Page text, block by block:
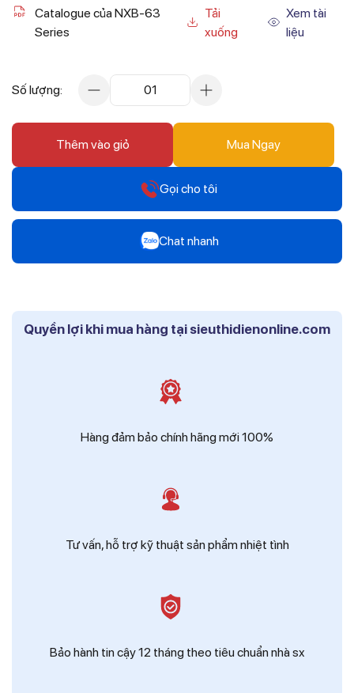
Catalogue của NXB-63
Series
Tải
xuống
Xem tài
liệu
Số lượng: 01
Thêm vào giỏ Mua Ngay
Gọi cho tôi
0916 804 808
Chat nhanh
Mr Trâm - Điện Thái Dương
Quyền lợi khi mua hàng tại sieuthidienonline.com
Hàng đảm bảo chính hãng mới 100%
Tư vấn, hỗ trợ kỹ thuật sản phẩm nhiệt tình
Bảo hành tin cậy 12 tháng theo tiêu chuẩn nhà sx